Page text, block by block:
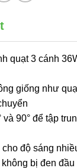
quạt 3 cánh
giống như
90° để tập
độ sáng
bị đen